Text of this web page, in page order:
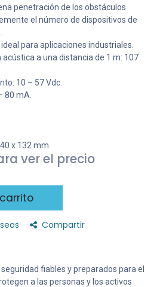
penetración de los obstáculos
el número de dispositivos de
para aplicaciones industriales.
a una distancia de 1 m: 107
10 – 57 Vdc.
80 mA.
x 132 mm.
ver el precio
Compartir
fiables y preparados para el
a las personas y los activos